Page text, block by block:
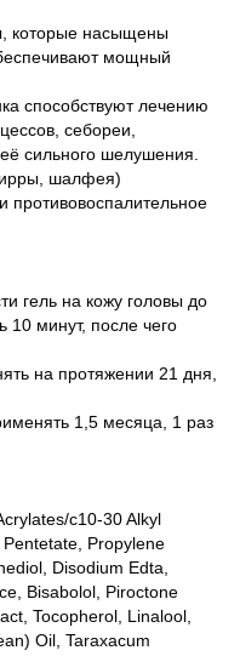
которые насыщены
мощный
способствуют лечению
себореи,
сильного шелушения.
шалфея)
гель на кожу головы до
10 минут, после чего
на протяжении 21 дня,
1,5 месяца, 1 раз
c10-30 Alkyl
Propylene
Disodium Edta,
Bisabolol, Piroctone
Tocopherol, Linalool,
Oil, Taraxacum